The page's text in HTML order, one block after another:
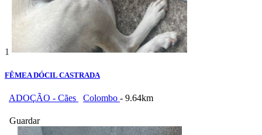
1
FÊMEA DÓCIL CASTRADA
ADOÇÃO - Cães Colombo - 9.64km
Guardar